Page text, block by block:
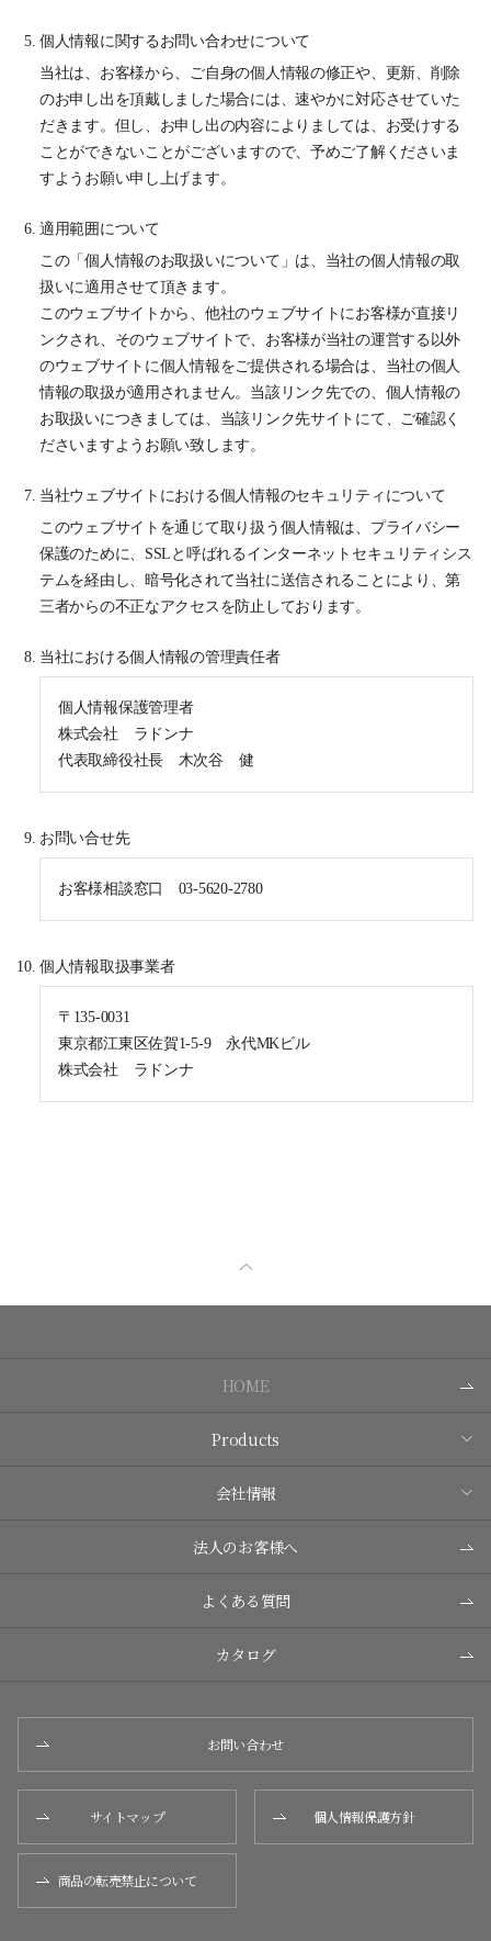
個人情報に関するお問い合わせについて
当社は、お客様から、ご自身の個人情報の修正や、更新、削除
のお申し出を頂戴しました場合には、速やかに対応させていた
だきます。但し、お申し出の内容によりましては、お受けする
ことができないことがございますので、予めご了解くださいま
すようお願い申し上げます。
適用範囲について
この「個人情報のお取扱いについて」は、当社の個人情報の取
扱いに適用させて頂きます。
このウェブサイトから、他社のウェブサイトにお客様が直接リ
ンクされ、そのウェブサイトで、お客様が当社の運営する以外
のウェブサイトに個人情報をご提供される場合は、当社の個人
情報の取扱が適用されません。当該リンク先での、個人情報の
お取扱いにつきましては、当該リンク先サイトにて、ご確認く
ださいますようお願い致します。
当社ウェブサイトにおける個人情報のセキュリティについて
このウェブサイトを通じて取り扱う個人情報は、プライバシー
保護のために、SSLと呼ばれるインターネットセキュリティシス
テムを経由し、暗号化されて当社に送信されることにより、第
三者からの不正なアクセスを防止しております。
当社における個人情報の管理責任者
個人情報保護管理者
株式会社 ラドンナ
代表取締役社長 木次谷 健
お問い合せ先
お客様相談窓口 03-5620-2780
個人情報取扱事業者
〒135-0031
東京都江東区佐賀1-5-9 永代MKビル
株式会社 ラドンナ
HOME
Products
会社情報
法人のお客様へ
よくある質問
カタログ
お問い合わせ
サイトマップ 個人情報保護方針
商品の転売禁止について